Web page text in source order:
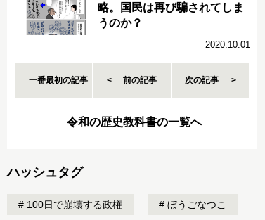
略。国民は再び騙されてしま
うのか？
2020.10.01
一番最初の記事 前の記事 次の記事
令和の歴史教科書の一覧へ
ハッシュタグ
100日で崩壊する政権 ぼうごなつこ